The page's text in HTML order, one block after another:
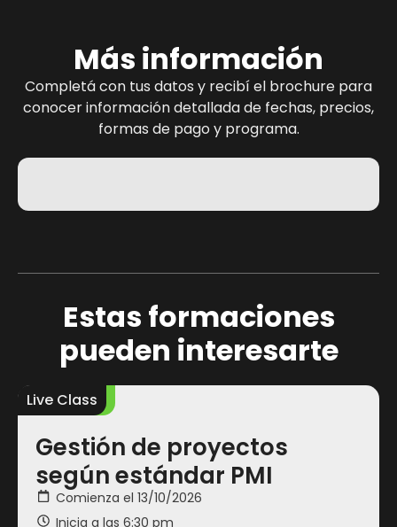
Más información
Completá con tus datos y recibí el brochure para
conocer información detallada de fechas, precios,
formas de pago y programa.
Estas formaciones
pueden interesarte
Live Class
Gestión de proyectos
según estándar PMI
Comienza el 13/10/2026
Inicia a las 6:30 pm